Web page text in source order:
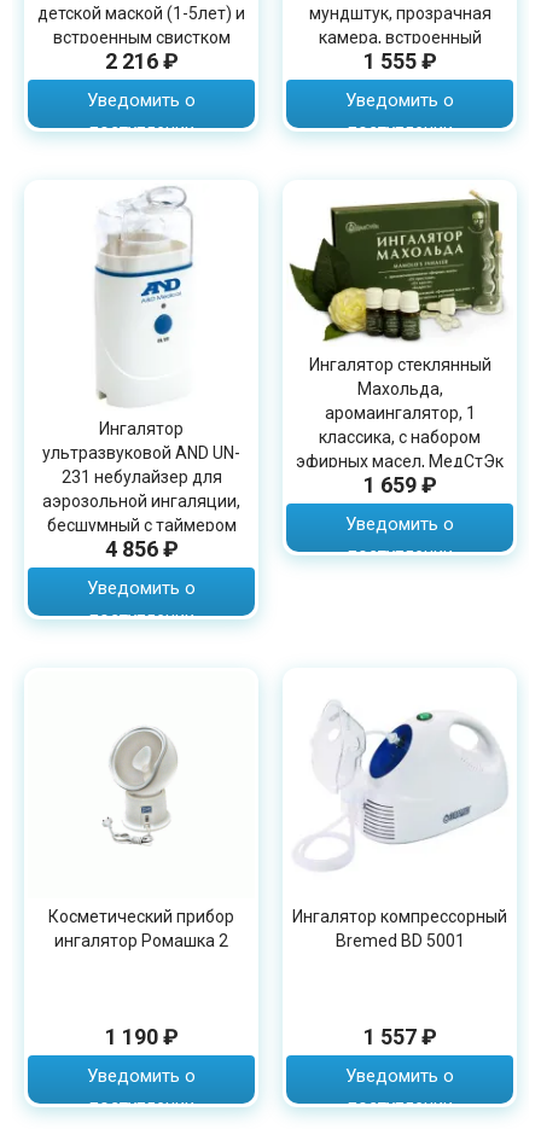
детской маской (1-5лет) и
встроенным свистком
2 216 ₽
Уведомить о
поступлении
мундштук, прозрачная
камера, встроенный
свисток
1 555 ₽
Уведомить о
поступлении
Ингалятор
ультразвуковой AND UN-
231 небулайзер для
аэрозольной ингаляции,
бесшумный с таймером
4 856 ₽
Уведомить о
поступлении
Ингалятор стеклянный
Махольда,
аромаингалятор, 1
классика, с набором
эфирных масел, МедСтЭк
1 659 ₽
Уведомить о
поступлении
Косметический прибор
ингалятор Ромашка 2
1 190 ₽
Уведомить о
поступлении
Ингалятор компрессорный
Bremed BD 5001
1 557 ₽
Уведомить о
поступлении